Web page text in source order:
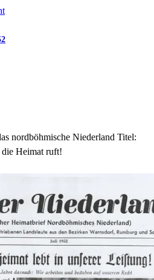
nordböhmische Niederland Titel:
Heimat ruft!